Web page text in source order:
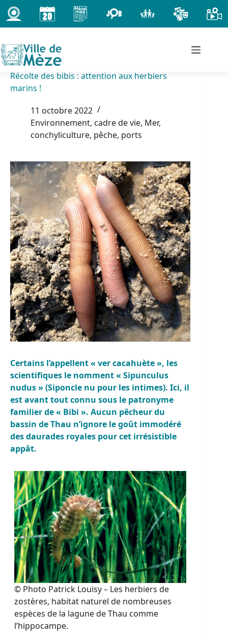
Passer
au
contenu
Récolte des bibis : attention aux herbiers
marins !
11 octobre 2022
Environnement, cadre de vie, Mer,
conchyliculture, pêche, ports
Certains l’appellent « ver cacahuète », les
scientifiques le nomment « Sipunculus
nudus » (Siponcle nu pour les intimes). Ici, il
est avant tout connu sous le patronyme
familier de « Bibi ». Aucun pêcheur du
bassin de Thau n’ignore le goût immodéré
des daurades royales pour cet irrésistible
appât.
© Photo Patrick Louisy – Les herbiers de
zostères, habitat naturel de nombreuses
espèces de la lagune de Thau comme
l’hippocampe.